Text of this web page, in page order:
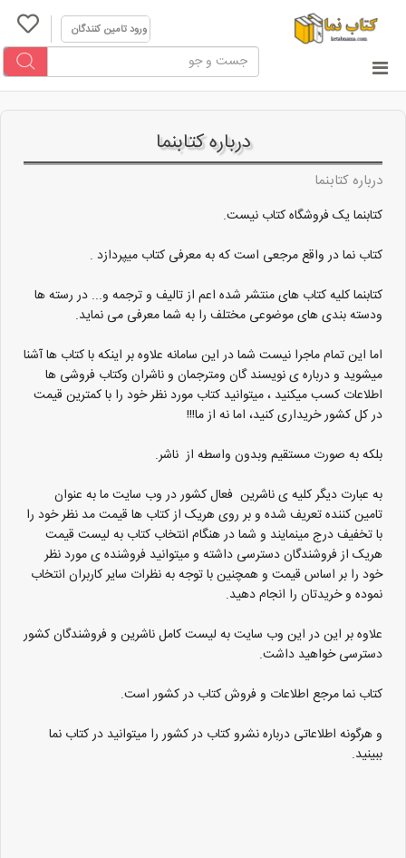
ورود تامین کنندگان
درباره کتابنما
درباره کتابنما
کتابنما یک فروشگاه کتاب نیست.
کتاب نما در واقع مرجعی است که به معرفی کتاب میپردازد .
کتابنما کلیه کتاب های منتشر شده اعم از تالیف و ترجمه و... در رسته ها
ودسته بندی های موضوعی مختلف را به شما معرفی می نماید.
اما این تمام ماجرا نیست شما در این سامانه علاوه بر اینکه با کتاب ها آشنا
میشوید و درباره ی نویسند گان ومترجمان و ناشران وکتاب فروشی ها
اطلاعات کسب میکنید ، میتوانید کتاب مورد نظر خود را با کمترین قیمت
در کل کشور خریداری کنید، اما نه از ما!!!
بلکه به صورت مستقیم وبدون واسطه از ناشر.
به عبارت دیگر کلیه ی ناشرین فعال کشور در وب سایت ما به عنوان
تامین کننده تعریف شده و بر روی هریک از کتاب ها قیمت مد نظر خود را
با تخفیف درج مینمایند و شما در هنگام انتخاب کتاب به لیست قیمت
هریک از فروشندگان دسترسی داشته و میتوانید فروشنده ی مورد نظر
خود را بر اساس قیمت و همچنین با توجه به نظرات سایر کاربران انتخاب
نموده و خریدتان را انجام دهید.
علاوه بر این در این وب سایت به لیست کامل ناشرین و فروشندگان کشور
دسترسی خواهید داشت.
کتاب نما مرجع اطلاعات و فروش کتاب در کشور است.
و هرگونه اطلاعاتی درباره نشرو کتاب در کشور را میتوانید در کتاب نما
ببینید.